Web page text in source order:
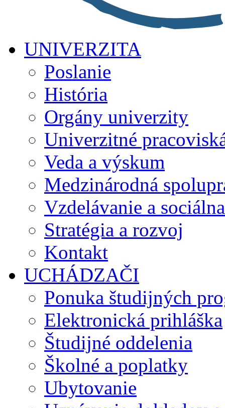
UNIVERZITA
Poslanie
História
Orgány univerzity
Univerzitné
Veda a výskum
Medzinárodná
Vzdelávanie a
Stratégia a rozvoj
Kontakt
UCHÁDZAČI
Ponuka študijných
Elektronická prihláška
Študijné oddelenia
Školné a poplatky
Ubytovanie